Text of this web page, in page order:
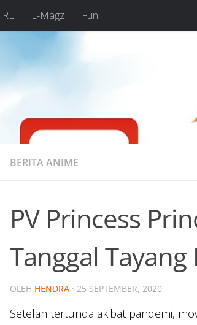
IRL E-Magz Fun
BERITA ANIME
PV Princess
Tanggal Tayang
OLEH HENDRA · 25 SEPTEMBER, 2020
Setelah tertunda akibat pandemi,